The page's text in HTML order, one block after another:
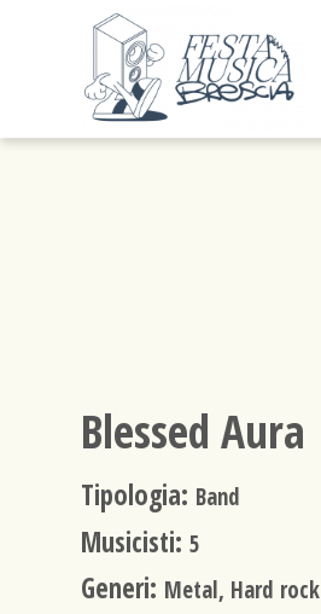
Blessed Aura
Tipologia: Band
Musicisti: 5
Generi: Metal, Hard rock